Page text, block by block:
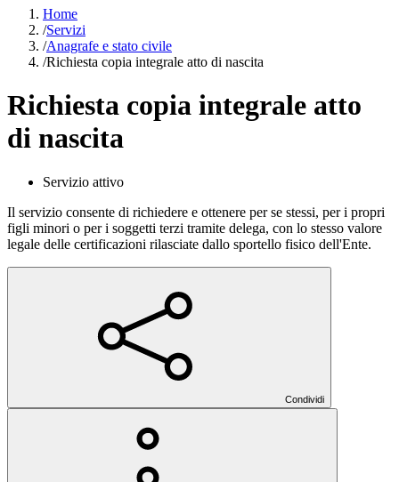
Home
/Servizi
/Anagrafe e stato civile
/Richiesta copia integrale atto di nascita
Richiesta copia integrale atto
di nascita
Servizio attivo
Il servizio consente di richiedere e ottenere per se stessi, per i propri
figli minori o per i soggetti terzi tramite delega, con lo stesso valore
legale delle certificazioni rilasciate dallo sportello fisico dell'Ente.
Condividi